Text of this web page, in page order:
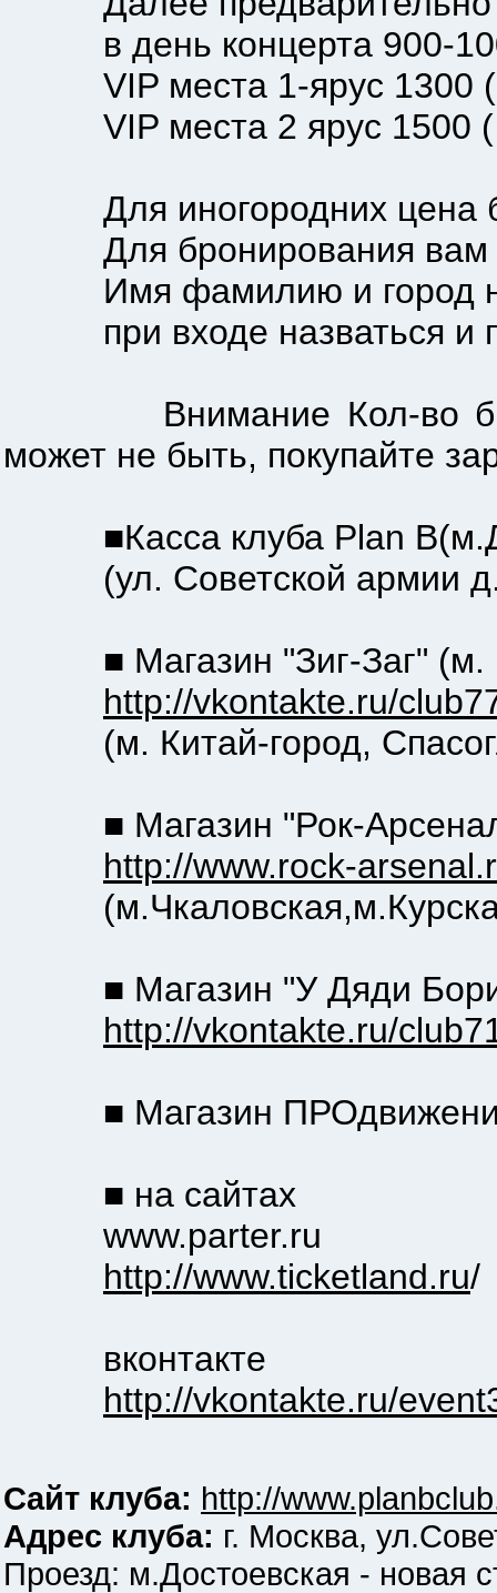
в день концерта 900-
VIP места 1-ярус 1300 (
VIP места 2 ярус 1500 (
Для иногородних цена
Для бронирования вам
Имя фамилию и город
при входе назваться и
Внимание Кол-во
может не быть, покупайте
■Касса клуба Plan
(ул. Советской армии
■ Магазин "Зиг-Заг" (м.
http://vkontakte.ru/
(м. Китай-город,
■ Магазин "Рок-
http://www.rock-
(м.Чкаловская,м.Курская,
■ Магазин "У Дяди
http://vkontakte.ru/
■ Магазин
■ на сайтах
www.parter.ru
http://www.ticketland.ru/
вконтакте
http://vkontakte.ru/
Сайт клуба: http://
Адрес клуба: г. Москва,
Проезд: м.Достоевская - новая